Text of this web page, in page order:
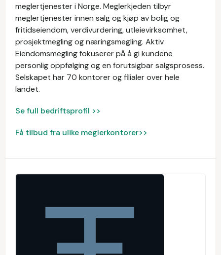
meglertjenester i Norge. Meglerkjeden tilbyr
meglertjenester innen salg og kjøp av bolig og
fritidseiendom, verdivurdering, utleievirksomhet,
prosjektmegling og næringsmegling. Aktiv
Eiendomsmegling fokuserer på å gi kundene
personlig oppfølging og en forutsigbar salgsprosess.
Selskapet har 70 kontorer og filialer over hele
landet.
Se full bedriftsprofil >>
Få tilbud fra ulike meglerkontorer>>